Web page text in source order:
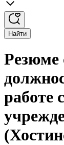
Найти
Резюме
работе